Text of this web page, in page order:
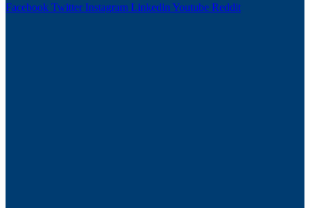
Facebook Twitter Instagram Linkedin Youtube Reddit